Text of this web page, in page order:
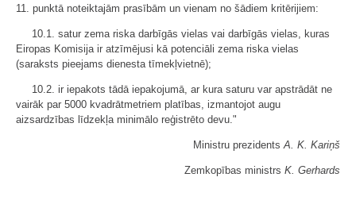
11. punktā noteiktajām prasībām un vienam no šādiem kritērijiem:
10.1. satur zema riska darbīgās vielas vai darbīgās vielas, kuras
Eiropas Komisija ir atzīmējusi kā potenciāli zema riska vielas
(saraksts pieejams dienesta tīmekļvietnē);
10.2. ir iepakots tādā iepakojumā, ar kura saturu var apstrādāt ne
vairāk par 5000 kvadrātmetriem platības, izmantojot augu
aizsardzības līdzekļa minimālo reģistrēto devu."
Ministru prezidentsA. K. Kariņš
Zemkopības ministrs K. Gerhards